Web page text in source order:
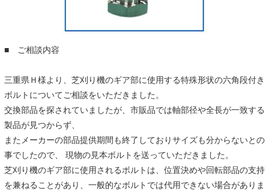
■ ご相談内容
三重県Ｈ様より、芝刈り機のギア部に使用する特殊形状の六角段付き
ボルトについてご相談をいただきました。
交換部品を探されていましたが、市販品では軸部径や全長が一致する
製品が見つからず、
またメーカーの部品提供期間も終了しておりサイズも分からないとの
事でしたので、 現物の見本ボルトを送っていただきました。
芝刈り機のギア部に使用されるボルトは、位置決めや回転部品の支持
を兼ねることがあり、一般的なボルトでは代用できない場合がありま